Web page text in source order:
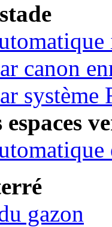
canon
système
gazon